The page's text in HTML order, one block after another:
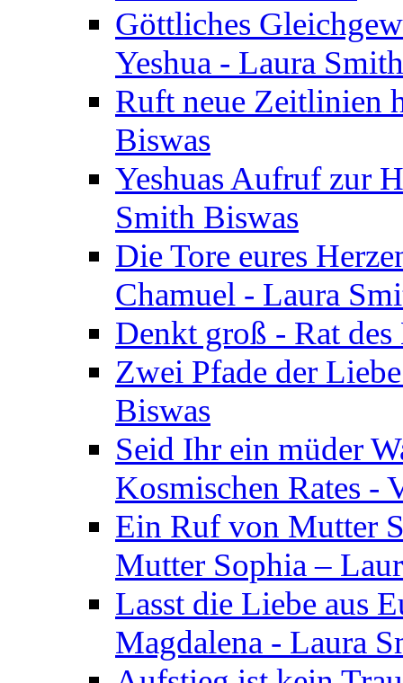
Göttliches
Yeshua - Laura
Ruft neue Zeitlinien
Biswas
Yeshuas Aufruf zur
Smith Biswas
Die Tore eures
Chamuel - Laura
Denkt groß - Rat
Zwei Pfade der
Biswas
Seid Ihr ein müder
Kosmischen Rates -
Ein Ruf von Mutter
Mutter Sophia –
Lasst die Liebe aus
Magdalena - Laura